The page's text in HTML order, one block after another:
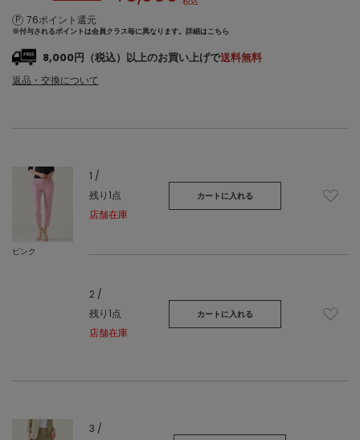
76ポイント還元
※付与されるポイントは会員クラス毎に異なります。 詳細はこちら
8,000円（税込）以上のお買い上げで送料無料
返品・交換について
ピンク
1 /
残り1点
店舗在庫
カートに入れる
2 /
残り1点
店舗在庫
カートに入れる
3 /